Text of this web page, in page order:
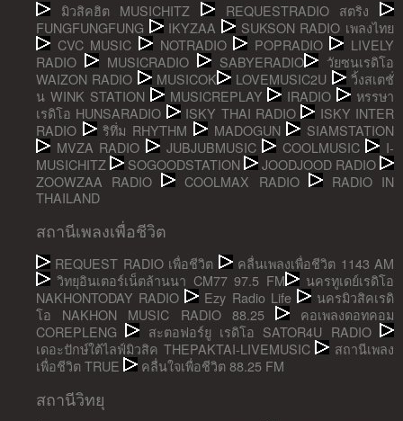
มิวสิคฮิต MUSICHITZ
REQUESTRADIO สตริง
FUNGFUNGFUNG
IKYZAA
SUKSON RADIO เพลงไทย
CVC MUSIC
NOTRADIO POPRADIO
LIVELY
RADIO
MUSICRADIO SABYERADIO
วัยซนเรดิโอ
WAIZON RADIO
MUSICOK LOVEMUSIC2U
วิ้งสเตชั่
น WINK STATION
MUSICREPLAY IRADIO
หรรษา
เรดิโอ HUNSARADIO
ISKY THAI RADIO
ISKY INTER
RADIO
ริทึ่ม RHYTHM MADOGUN
SIAMSTATION
MVZA RADIO
JUBJUBMUSIC COOLMUSIC
I-
MUSICHITZ
SOGOODSTATION
JOODJOOD RADIO
ZOOWZAA RADIO
COOLMAX RADIO
RADIO IN
THAILAND
สถานีเพลงเพื่อชีวิต
REQUEST RADIO เพื่อชีวิต
คลื่นเพลงเพื่อชีวิต 1143 AM
วิทยุอินเตอร์เน็ตล้านนา CM77 97.5 FM
นครทูเดย์เรดิโอ
NAKHONTODAY RADIO
Ezy Radio Life
นครมิวสิคเรดิ
โอ NAKHON MUSIC RADIO 88.25
คอเพลงดอทคอม
COREPLENG
สะตอฟอร์ยู เรดิโอ SATOR4U RADIO
เดอะปักษ์ใต้ไลฟ์มิวสิค THEPAKTAI-LIVEMUSIC
สถานีเพลง
เพื่อชีวิต TRUE
คลื่นใจเพื่อชีวิต 88.25 FM
สถานีวิทยุ